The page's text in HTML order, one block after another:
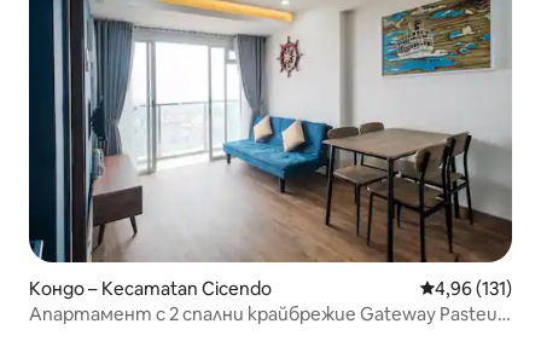
Кондо – Kecamatan Cicendo Средна
4,96 (131)
Апартамент с 2 спални крайбрежие Gateway Pasteur